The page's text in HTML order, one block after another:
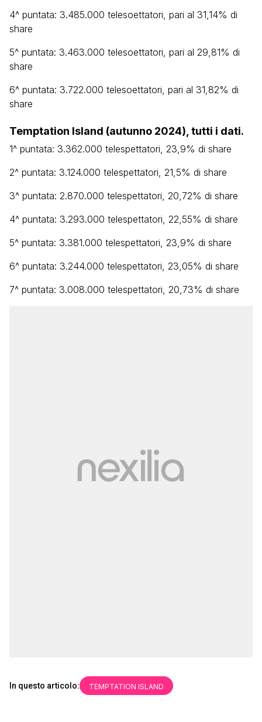
4^ puntata: 3.485.000 telesoettatori, pari al 31,14% di
share
5^ puntata: 3.463.000 telesoettatori, pari al 29,81% di
share
6^ puntata: 3.722.000 telesoettatori, pari al 31,82% di
share
Temptation Island (autunno 2024), tutti i dati.
1^ puntata: 3.362.000 telespettatori, 23,9% di share
2^ puntata: 3.124.000 telespettatori, 21,5% di share
3^ puntata: 2.870.000 telespettatori, 20,72% di share
4^ puntata: 3.293.000 telespettatori, 22,55% di share
5^ puntata: 3.381.000 telespettatori, 23,9% di share
6^ puntata: 3.244.000 telespettatori, 23,05% di share
7^ puntata: 3.008.000 telespettatori, 20,73% di share
In questo articolo: TEMPTATION ISLAND